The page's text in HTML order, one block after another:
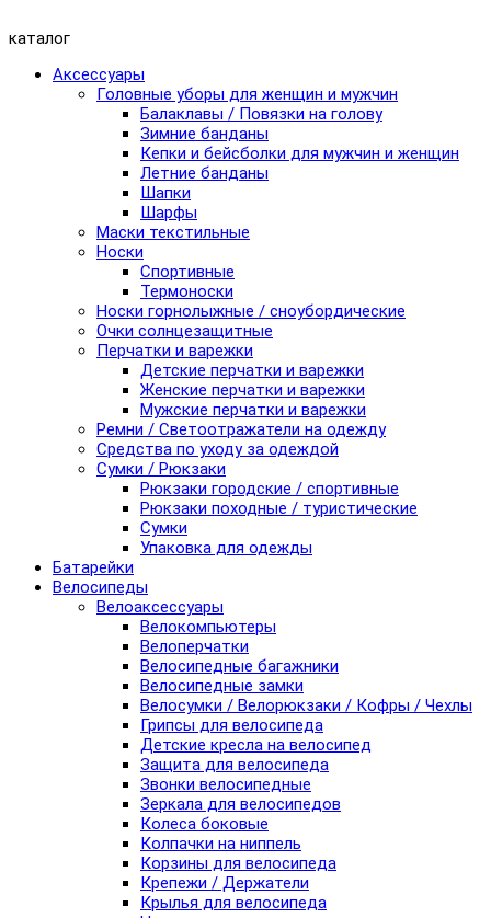
каталог
Аксессуары
Головные уборы для женщин и мужчин
Балаклавы / Повязки на голову
Зимние банданы
Кепки и бейсболки для мужчин и женщин
Летние банданы
Шапки
Шарфы
Маски текстильные
Носки
Спортивные
Термоноски
Носки горнолыжные / сноубордические
Очки солнцезащитные
Перчатки и варежки
Детские перчатки и варежки
Женские перчатки и варежки
Мужские перчатки и варежки
Ремни / Светоотражатели на одежду
Средства по уходу за одеждой
Сумки / Рюкзаки
Рюкзаки городские / спортивные
Рюкзаки походные / туристические
Сумки
Упаковка для одежды
Батарейки
Велосипеды
Велоаксессуары
Велокомпьютеры
Велоперчатки
Велосипедные багажники
Велосипедные замки
Велосумки / Велорюкзаки / Кофры / Чехлы
Грипсы для велосипеда
Детские кресла на велосипед
Защита для велосипеда
Звонки велосипедные
Зеркала для велосипедов
Колеса боковые
Колпачки на ниппель
Корзины для велосипеда
Крепежи / Держатели
Крылья для велосипеда